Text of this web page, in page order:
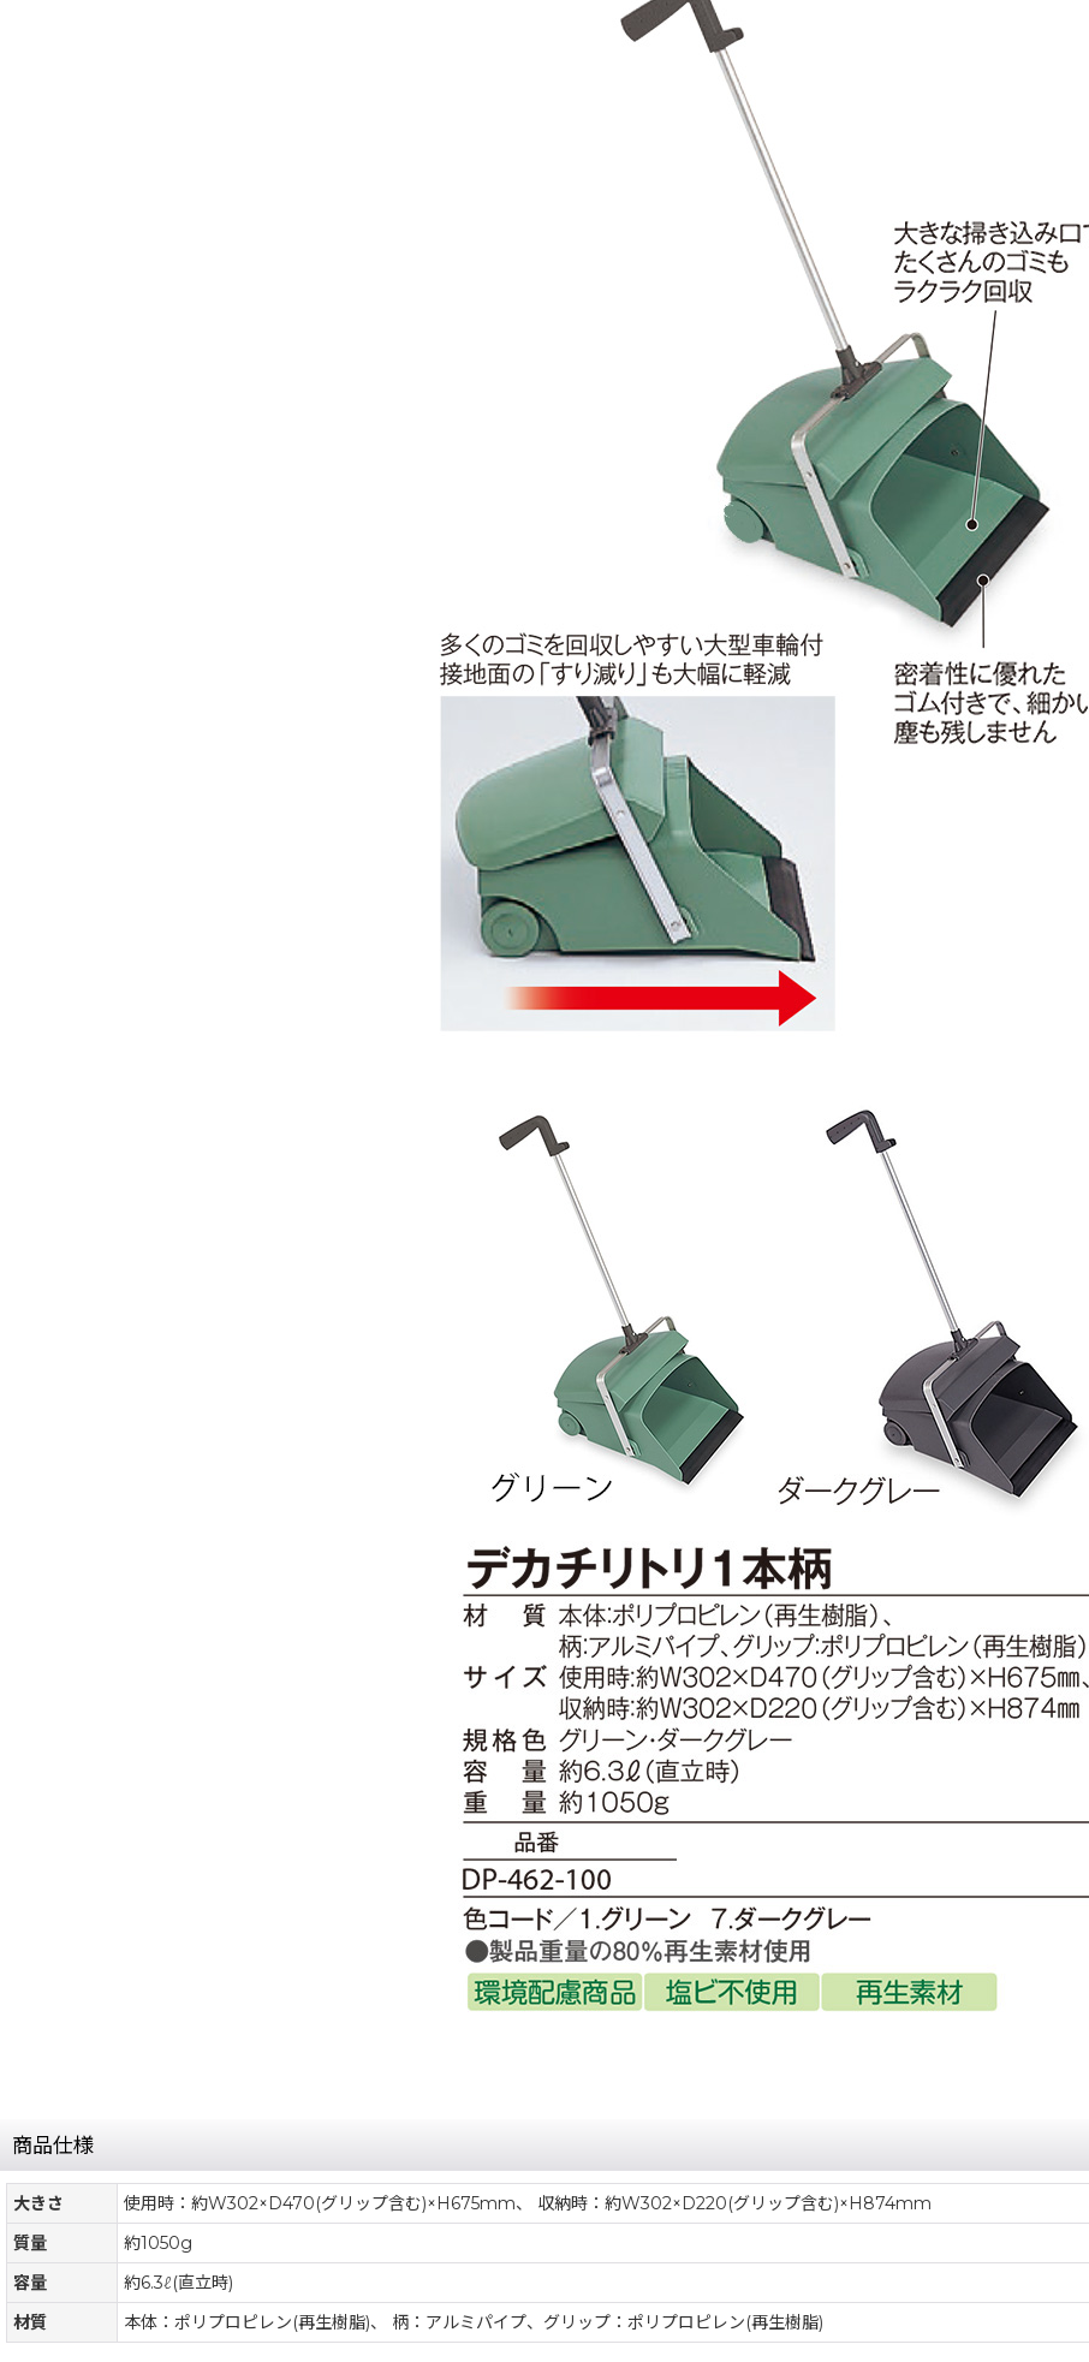
商品仕様
大きさ
使用時：約W302×D470(グリップ含む)×H675mm、 収納時：約W302×D220(グリップ含む)×H874mm
質量
約1050g
容量
約6.3ℓ(直立時)
材質
本体：ポリプロピレン(再生樹脂)、 柄：アルミパイプ、グリップ：ポリプロピレン(再生樹脂)